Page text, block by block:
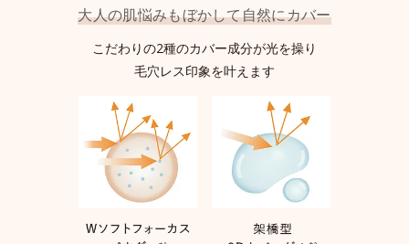
大人の肌悩みもぼかして自然にカバー
こだわりの2種のカバー成分が光を操り
毛穴レス印象を叶えます